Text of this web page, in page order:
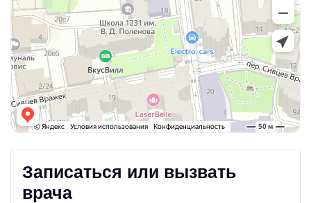
Записаться или вызвать
врача